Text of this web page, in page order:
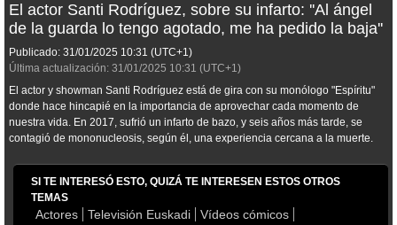
El actor Santi Rodríguez, sobre su infarto: ''Al ángel
de la guarda lo tengo agotado, me ha pedido la baja''
Publicado: 31/01/2025 10:31 (UTC+1)
Última actualización: 31/01/2025 10:31 (UTC+1)
El actor y showman Santi Rodríguez está de gira con su monólogo "Espíritu"
donde hace hincapié en la importancia de aprovechar cada momento de
nuestra vida. En 2017, sufrió un infarto de bazo, y seis años más tarde, se
contagió de mononucleosis, según él, una experiencia cercana a la muerte.
SI TE INTERESÓ ESTO, QUIZÁ TE INTERESEN ESTOS OTROS
TEMAS
Actores Televisión Euskadi
Vídeos cómicos